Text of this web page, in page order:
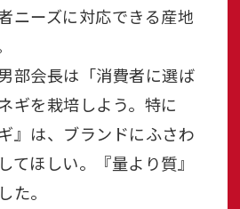
ニーズに対応できる産地
部会長は「消費者に選ば
ギを栽培しよう。特に
』は、ブランドにふさわ
てほしい。『量より質』
た。